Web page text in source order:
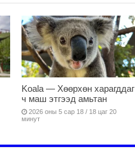
Koala — Хөөрхөн харагддаг
ч маш этгээд амьтан
2026 оны 5 сар 18 / 18 цаг 20
минут